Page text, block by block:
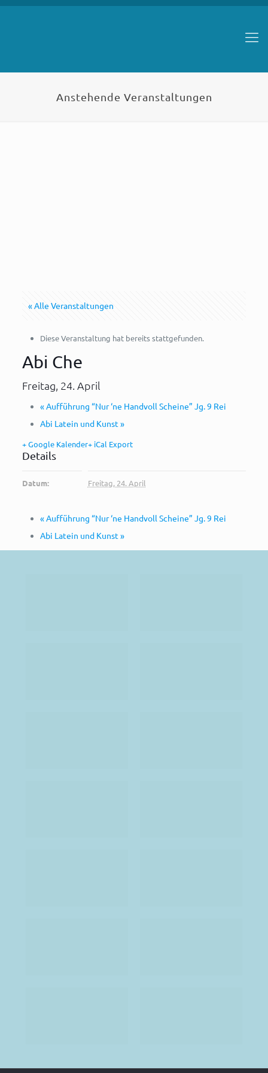
Anstehende Veranstaltungen
« Alle Veranstaltungen
Diese Veranstaltung hat bereits stattgefunden.
Abi Che
Freitag, 24. April
«Aufführung “Nur ‘ne Handvoll Scheine” Jg. 9 Rei
Abi Latein und Kunst»
+ Google Kalender+ iCal Export
Details
Datum: Freitag, 24. April
«Aufführung “Nur ‘ne Handvoll Scheine” Jg. 9 Rei
Abi Latein und Kunst»